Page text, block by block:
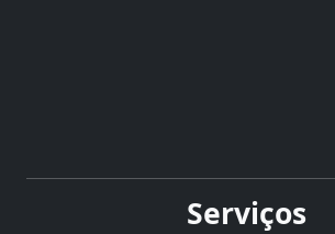
Serviços